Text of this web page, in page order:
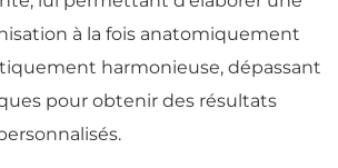
à la fois anatomiquement
harmonieuse, dépassant
pour obtenir des résultats